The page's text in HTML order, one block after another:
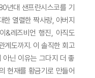
년대 샌프란시스코를 기
한 열렬한 짝사랑, 아버지
&레즈비언 행진, 아직도
계도까지. 이 솔직한 회고
닌 이유는 그다지 더 좋
현재를 황금기로 만들어